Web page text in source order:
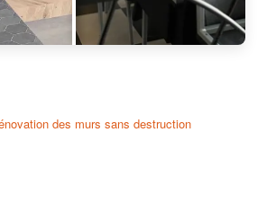
des murs sans destruction